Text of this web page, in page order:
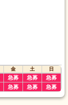
金 土
日
急募 急募 急募
急募 急募 急募